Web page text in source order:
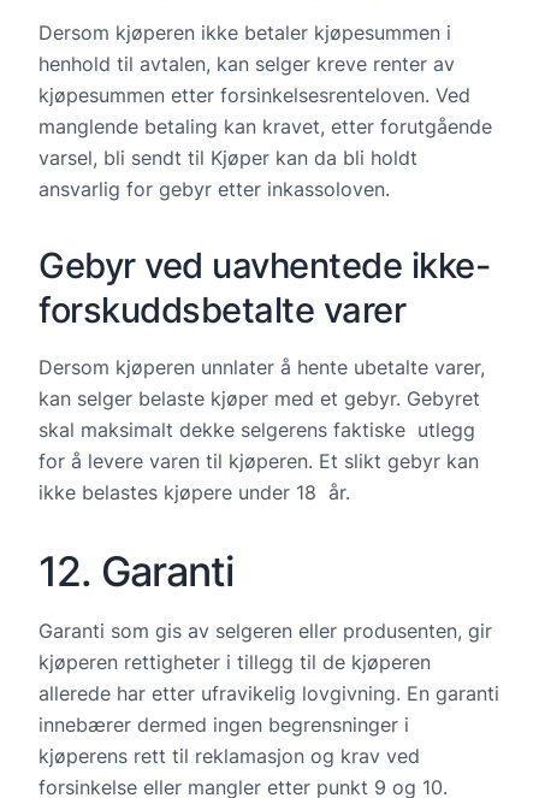
Dersom kjøperen ikke betaler kjøpesummen i
henhold til avtalen, kan selger kreve renter av
kjøpesummen etter forsinkelsesrenteloven. Ved
manglende betaling kan kravet, etter forutgående
varsel, bli sendt til Kjøper kan da bli holdt
ansvarlig for gebyr etter inkassoloven.
Gebyr ved uavhentede ikke-
forskuddsbetalte varer
Dersom kjøperen unnlater å hente ubetalte varer,
kan selger belaste kjøper med et gebyr. Gebyret
skal maksimalt dekke selgerens faktiske utlegg
for å levere varen til kjøperen. Et slikt gebyr kan
ikke belastes kjøpere under 18 år.
12. Garanti
Garanti som gis av selgeren eller produsenten, gir
kjøperen rettigheter i tillegg til de kjøperen
allerede har etter ufravikelig lovgivning. En garanti
innebærer dermed ingen begrensninger i
kjøperens rett til reklamasjon og krav ved
forsinkelse eller mangler etter punkt 9 og 10.